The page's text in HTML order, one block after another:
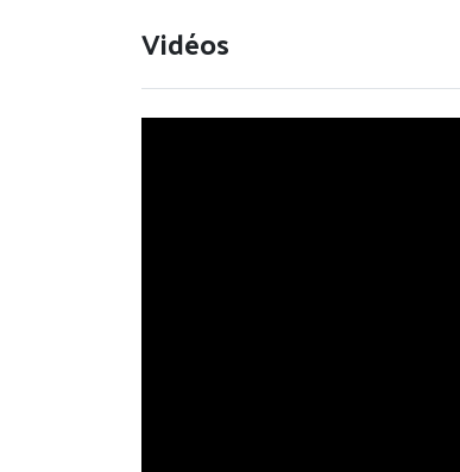
Vidéos